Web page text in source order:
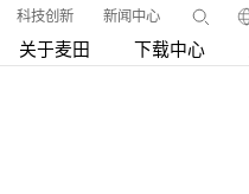
科技创新 新闻中心
关于麦田 下载中心